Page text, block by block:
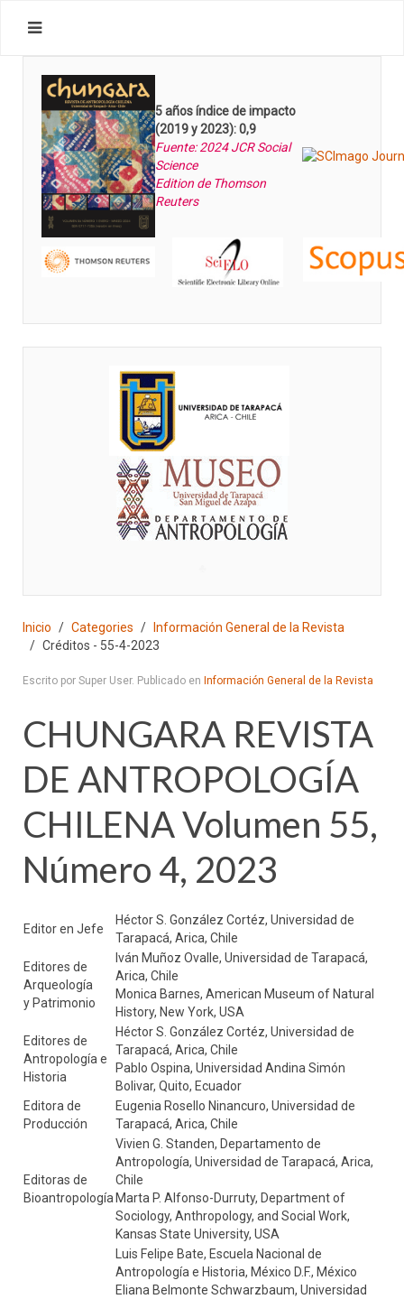
5 años índice de impacto
(2019 y 2023): 0,9
Fuente: 2024 JCR Social
Science
Edition de Thomson
Reuters
Inicio Categories
Información General de la Revista
Créditos - 55-4-2023
Escrito por Super User. Publicado en Información General de la Revista
CHUNGARA REVISTA
DE ANTROPOLOGÍA
CHILENA Volumen 55,
Número 4, 2023
Editor en Jefe
Héctor S. González Cortéz, Universidad de
Tarapacá, Arica, Chile
Editores de
Arqueología
y Patrimonio
Iván Muñoz Ovalle, Universidad de Tarapacá,
Arica, Chile
Monica Barnes, American Museum of Natural
History, New York, USA
Editores de
Antropología e
Historia
Héctor S. González Cortéz, Universidad de
Tarapacá, Arica, Chile
Pablo Ospina, Universidad Andina Simón
Bolivar, Quito, Ecuador
Editora de
Producción
Eugenia Rosello Ninancuro, Universidad de
Tarapacá, Arica, Chile
Editoras de
Bioantropología
Vivien G. Standen, Departamento de
Antropología, Universidad de Tarapacá, Arica,
Chile
Marta P. Alfonso-Durruty, Department of
Sociology, Anthropology, and Social Work,
Kansas State University, USA
Luis Felipe Bate, Escuela Nacional de
Antropología e Historia, México D.F., México
Eliana Belmonte Schwarzbaum, Universidad